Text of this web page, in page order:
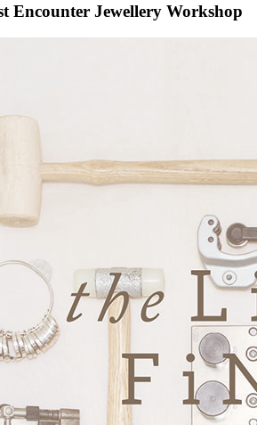
Encounter Jewellery Workshop